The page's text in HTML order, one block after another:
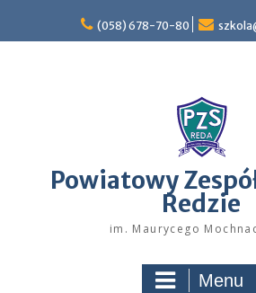
content
(058) 678-70-80
Powiatowy
Redzie
im. Maurycego
Menu